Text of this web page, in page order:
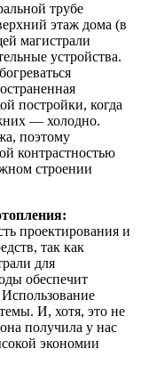
трубе
этаж дома (в
магистрали
устройства.
постройки, когда
— холодно.
поэтому
контрастностью
строении
проектирования и
так как
для
обеспечит
И, хотя, это не
получила у нас
экономии